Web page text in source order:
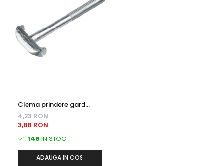
Clema prindere gard
bordurat Tip T - zincata,
antifurt
4,23 RON
3,88 RON
146 IN STOC
ADAUGA IN COS